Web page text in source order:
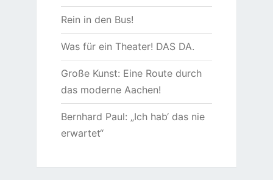
Rein in den Bus!
Was für ein Theater! DAS DA.
Große Kunst: Eine Route durch
das moderne Aachen!
Bernhard Paul: „Ich hab‘ das nie
erwartet“